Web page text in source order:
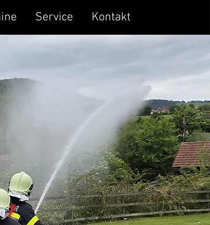
Service Kontakt